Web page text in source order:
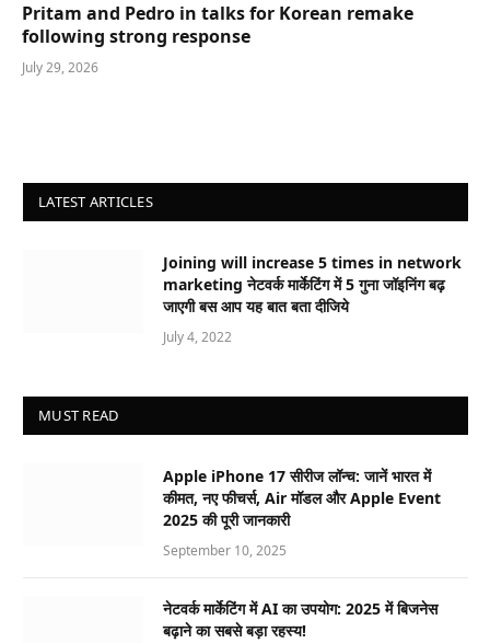
Pritam and Pedro in talks for Korean remake
following strong response
July 29, 2026
LATEST ARTICLES
Joining will increase 5 times in network
marketing नेटवर्क मार्केटिंग में 5 गुना जॉइनिंग बढ़
जाएगी बस आप यह बात बता दीजिये
July 4, 2022
MUST READ
Apple iPhone 17 सीरीज लॉन्च: जानें भारत में
कीमत, नए फीचर्स, Air मॉडल और Apple Event
2025 की पूरी जानकारी
September 10, 2025
नेटवर्क मार्केटिंग में AI का उपयोग: 2025 में बिजनेस
बढ़ाने का सबसे बड़ा रहस्य!